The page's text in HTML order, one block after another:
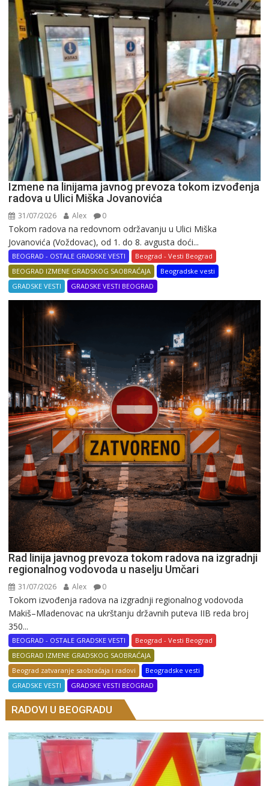
Izmene na linijama javnog prevoza tokom izvođenja
radova u Ulici Miška Jovanovića
31/07/2026 Alex 0
Tokom radova na redovnom održavanju u Ulici Miška
Jovanovića (Voždovac), od 1. do 8. avgusta doći...
BEOGRAD - OSTALE GRADSKE VESTI
Beograd - Vesti Beograd
BEOGRAD IZMENE GRADSKOG SAOBRAĆAJA
Beogradske vesti
GRADSKE VESTI
GRADSKE VESTI BEOGRAD
Rad linija javnog prevoza tokom radova na izgradnji
regionalnog vodovoda u naselju Umčari
31/07/2026 Alex 0
Tokom izvođenja radova na izgradnji regionalnog vodovoda
Makiš–Mladenovac na ukrštanju državnih puteva IIB reda broj
350...
BEOGRAD - OSTALE GRADSKE VESTI
Beograd - Vesti Beograd
BEOGRAD IZMENE GRADSKOG SAOBRAĆAJA
Beograd zatvaranje saobraćaja i radovi
Beogradske vesti
GRADSKE VESTI
GRADSKE VESTI BEOGRAD
RADOVI U BEOGRADU